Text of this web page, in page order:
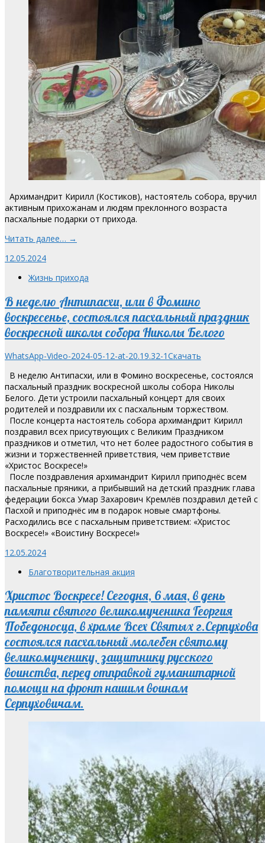
Архимандрит Кирилл (Костиков), настоятель собора, вручил
активным прихожанам и людям преклонного возраста
пасхальные подарки от прихода.
Читать далее… →
12.05.2024
Жизнь прихода
В неделю Антипасхи, или в Фомино
воскресенье, состоялся пасхальный праздник
воскресной школы собора Николы Белого
WhatsApp-Video-2024-05-12-at-20.19.32-1Скачать
В неделю Антипасхи, или в Фомино воскресенье, состоялся
пасхальный праздник воскресной школы собора Николы
Белого. Дети устроили пасхальный концерт для своих
родителей и поздравили их с пасхальным торжеством.
После концерта настоятель собора архимандрит Кирилл
поздравил всех присутвующих с Великим Праздником
праздников и отметил, что нет более радостного события в
жизни и торжественней приветствия, чем приветствие
«Христос Воскресе!»
После поздравления архимандрит Кирилл приподнёс всем
пасхальные пряники, а прибывший на детский праздник глава
федерации бокса Умар Захарович Кремлёв поздравил детей с
Пасхой и приподнёс им в подарок новые смартфоны.
Расходились все с пасхальным приветствием: «Христос
Воскресе!» «Воистину Воскресе!»
12.05.2024
Благотворительная акция
Христос Воскресе! Сегодня, 6 мая, в день
памяти святого великомученика Георгия
Победоносца, в храме Всех Святых г.Серпухова
состоялся пасхальный молебен святому
великомученику, защитнику русского
воинства, перед отправкой гуманитарной
помощи на фронт нашим воинам
Серпуховичам.